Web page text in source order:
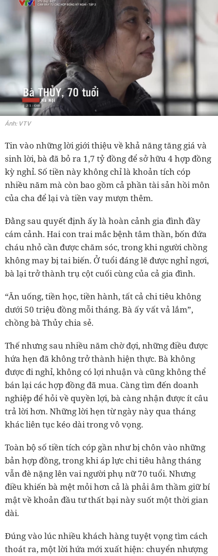
Ảnh: VTV
Tin vào những lời giới thiệu về khả năng tăng giá và
sinh lời, bà đã bỏ ra 1,7 tỷ đồng để sở hữu 4 hợp đồng
kỳ nghỉ. Số tiền này không chỉ là khoản tích cóp
nhiều năm mà còn bao gồm cả phần tài sản hồi môn
của cha để lại và tiền vay mượn thêm.
Đằng sau quyết định ấy là hoàn cảnh gia đình đầy
cám cảnh. Hai con trai mắc bệnh tâm thần, bốn đứa
cháu nhỏ cần được chăm sóc, trong khi người chồng
không may bị tai biến. Ở tuổi đáng lẽ được nghỉ ngơi,
bà lại trở thành trụ cột cuối cùng của cả gia đình.
“Ăn uống, tiền học, tiền hành, tất cả chi tiêu không
dưới 50 triệu đồng mỗi tháng. Bà ấy vất vả lắm”,
chồng bà Thủy chia sẻ.
Thế nhưng sau nhiều năm chờ đợi, những điều được
hứa hẹn đã không trở thành hiện thực. Bà không
được đi nghỉ, không có lợi nhuận và cũng không thể
bán lại các hợp đồng đã mua. Càng tìm đến doanh
nghiệp để hỏi về quyền lợi, bà càng nhận được ít câu
trả lời hơn. Những lời hẹn từ ngày này qua tháng
khác liên tục kéo dài trong vô vọng.
Toàn bộ số tiền tích cóp gần như bị chôn vào những
bản hợp đồng, trong khi áp lực chi tiêu hằng tháng
vẫn đè nặng lên vai người phụ nữ 70 tuổi. Nhưng
điều khiến bà mệt mỏi hơn cả là phải âm thầm giữ bí
mật về khoản đầu tư thất bại này suốt một thời gian
dài.
Đúng vào lúc nhiều khách hàng tuyệt vọng tìm cách
thoát ra, một lời hứa mới xuất hiện: chuyển nhượng